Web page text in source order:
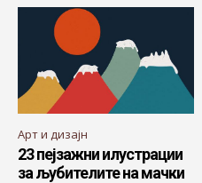
Арт и дизајн
23 пејзажни илустрации
за љубителите на мачки